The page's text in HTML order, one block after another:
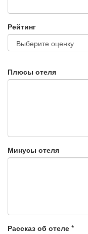
Рейтинг
Плюсы отеля
Минусы отеля
Рассказ об отеле *